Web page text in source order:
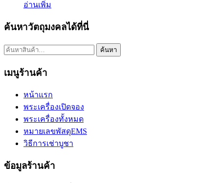
อ่านเพิ่ม
ค้นหาวัตถุมงคลได้ที่นี่
ค้นหา: ค้นหา
เมนูร้านค้า
หน้าแรก
พระเครื่องเปิดจอง
พระเครื่องทั้งหมด
หมายเลขพัสดุEMS
วิธีการเช่าบูชา
ข้อมูลร้านค้า